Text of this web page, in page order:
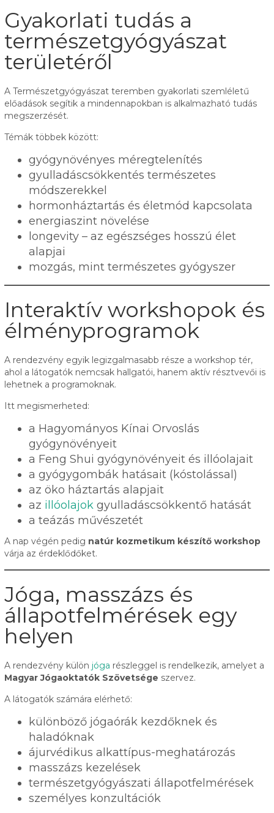
Gyakorlati tudás a
természetgyógyászat
területéről
A Természetgyógyászat teremben gyakorlati szemléletű
előadások segítik a mindennapokban is alkalmazható tudás
megszerzését.
Témák többek között:
gyógynövényes méregtelenítés
gyulladáscsökkentés természetes
módszerekkel
hormonháztartás és életmód kapcsolata
energiaszint növelése
longevity – az egészséges hosszú élet
alapjai
mozgás, mint természetes gyógyszer
Interaktív workshopok és
élményprogramok
A rendezvény egyik legizgalmasabb része a workshop tér,
ahol a látogatók nemcsak hallgatói, hanem aktív résztvevői is
lehetnek a programoknak.
Itt megismerheted:
a Hagyományos Kínai Orvoslás
gyógynövényeit
a Feng Shui gyógynövényeit és illóolajait
a gyógygombák hatásait (kóstolással)
az öko háztartás alapjait
az illóolajok gyulladáscsökkentő hatását
a teázás művészetét
A nap végén pedig natúr kozmetikum készítő workshop
várja az érdeklődőket.
Jóga, masszázs és
állapotfelmérések egy
helyen
A rendezvény külön jóga részleggel is rendelkezik, amelyet a
Magyar Jógaoktatók Szövetsége szervez.
A látogatók számára elérhető:
különböző jógaórák kezdőknek és
haladóknak
ájurvédikus alkattípus-meghatározás
masszázs kezelések
természetgyógyászati állapotfelmérések
személyes konzultációk